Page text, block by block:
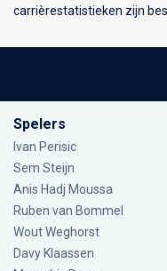
carrièrestatistieken zijn
Spelers
Ivan Perisic
Sem Steijn
Anis Hadj Moussa
Ruben van Bommel
Wout Weghorst
Davy Klaassen